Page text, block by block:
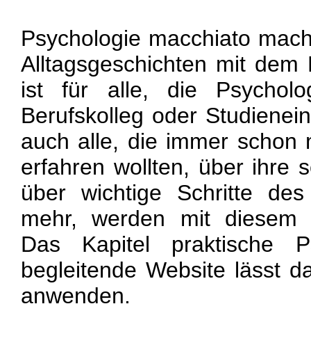
Psychologie macchiato
Alltagsgeschichten mit dem
ist für alle, die
Berufskolleg oder
auch alle, die immer schon
erfahren wollten, über ihre
über wichtige Schritte
mehr, werden mit diesem
Das Kapitel praktische
begleitende Website lässt
anwenden.